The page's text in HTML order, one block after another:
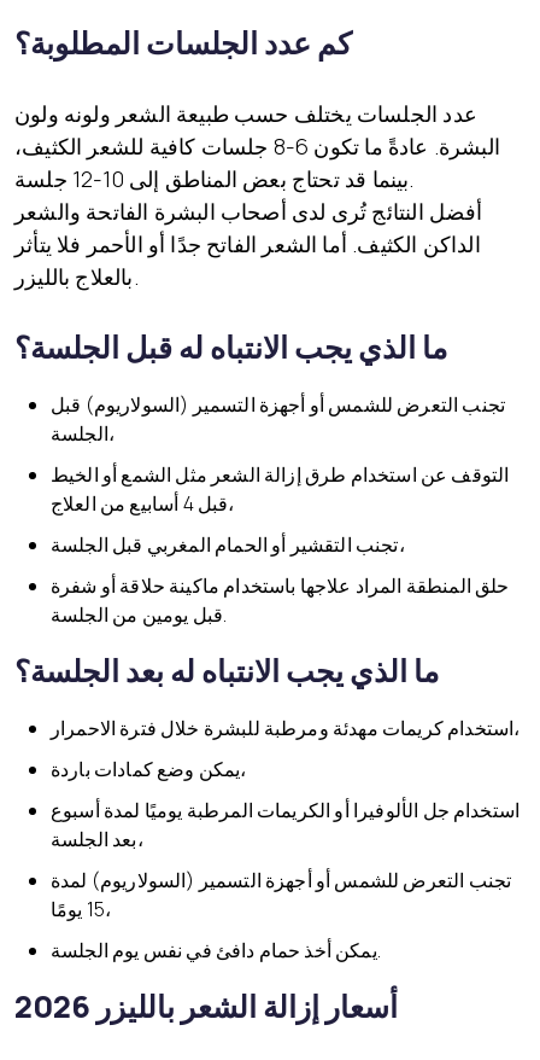
كم عدد الجلسات المطلوبة؟
عدد الجلسات يختلف حسب طبيعة الشعر ولونه ولون
البشرة. عادةً ما تكون 6-8 جلسات كافية للشعر الكثيف،
أفضل النتائج تُرى لدى أصحاب البشرة الفاتحة والشعر
الداكن الكثيف. أما الشعر الفاتح جدًا أو الأحمر فلا يتأثر
ما الذي يجب الانتباه له قبل الجلسة؟
تجنب التعرض للشمس أو أجهزة التسمير (السولاريوم) قبل
الجلسة،
التوقف عن استخدام طرق إزالة الشعر مثل الشمع أو الخيط
قبل 4 أسابيع من العلاج،
تجنب التقشير أو الحمام المغربي قبل الجلسة،
حلق المنطقة المراد علاجها باستخدام ماكينة حلاقة أو شفرة
قبل يومين من الجلسة.
ما الذي يجب الانتباه له بعد الجلسة؟
استخدام كريمات مهدئة ومرطبة للبشرة خلال فترة الاحمرار،
يمكن وضع كمادات باردة،
استخدام جل الألوفيرا أو الكريمات المرطبة يوميًا لمدة أسبوع
بعد الجلسة،
تجنب التعرض للشمس أو أجهزة التسمير (السولاريوم) لمدة
15 يومًا،
يمكن أخذ حمام دافئ في نفس يوم الجلسة.
أسعار إزالة الشعر بالليزر 2026